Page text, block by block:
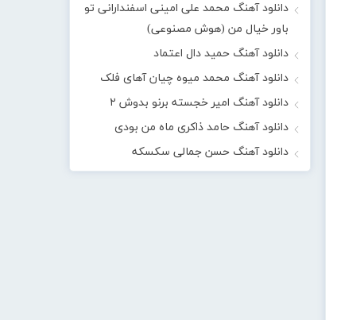
دانلود آهنگ محمد علی امینی اسفندارانی تو
باور خیال من (هوش مصنوعی)
دانلود آهنگ حمید دال اعتماد
دانلود آهنگ محمد میوه چیان آهای فلک
دانلود آهنگ امیر خجسته برنو بدوش ۲
دانلود آهنگ حامد ذاکری ماه من بودی
دانلود آهنگ حسن جمالی سکسکه